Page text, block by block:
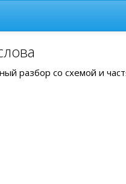
разбор со схемой и